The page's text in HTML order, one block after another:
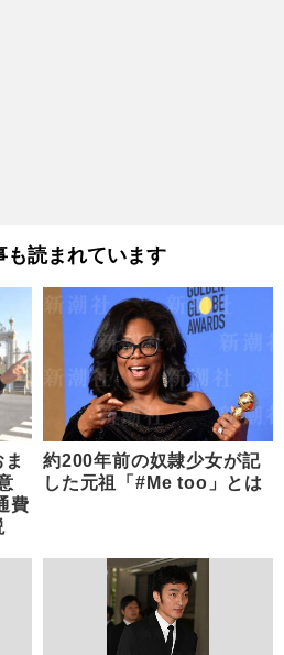
も読まれています
費
約200年前の奴隷少女が記
した元祖「#Me too」とは